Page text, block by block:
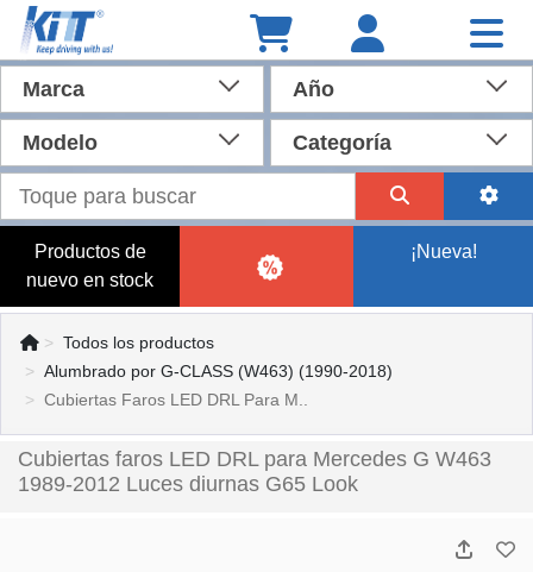
Marca Año
Modelo Categoría
Productos de
nuevo en stock
¡Nueva!
Todos los productos
Alumbrado por G-CLASS (W463) (1990-2018)
Cubiertas Faros LED DRL Para M..
Cubiertas faros LED DRL para Mercedes G W463
1989-2012 Luces diurnas G65 Look